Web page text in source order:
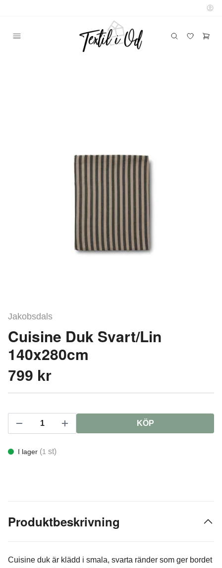
Jakobsdals
Cuisine Duk Svart/Lin
140x280cm
799 kr
KÖP
I lager (1 st)
Produktbeskrivning
Cuisine duk är klädd i smala, svarta ränder som ger bordet